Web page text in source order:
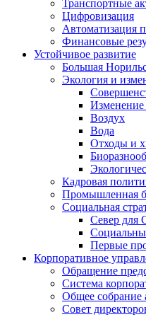
Транспортные
Цифровизация
Автоматизация
Финансовые
Устойчивое развитие
Большая
Экология и
Изменение
Воздух
Вода
Отходы и
Кадровая
Промышленная
Социальная
Север для
Первые
Корпоративное
Обращение
Система
Общее собрание
Совет